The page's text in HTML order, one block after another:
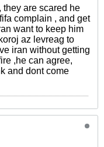
they are scared he
complain , and get
want to keep him
az levreag to
iran without getting
,he can agree,
and dont come